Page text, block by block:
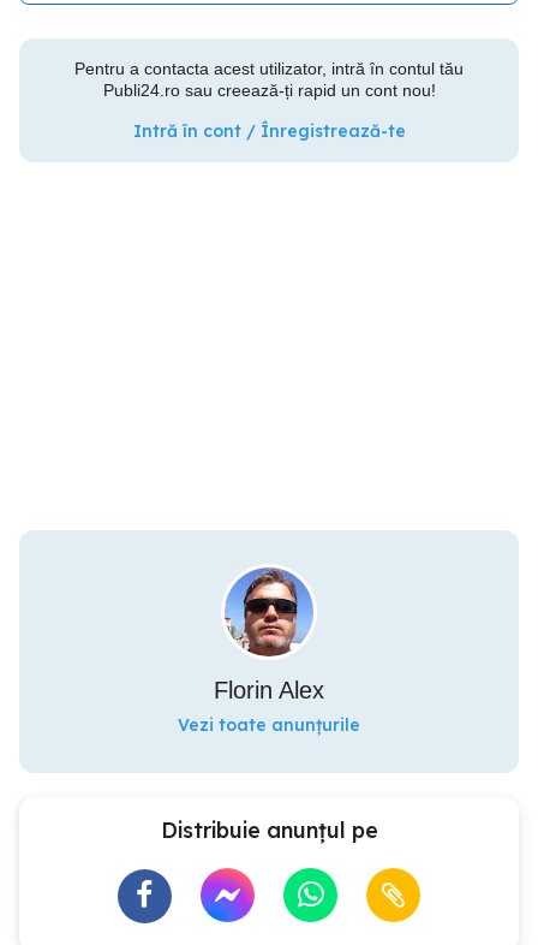
Pentru a contacta acest utilizator, intră în contul tău
Publi24.ro sau creează-ți rapid un cont nou!
Intră în cont / Înregistrează-te
Florin Alex
Vezi toate anunțurile
Distribuie anunțul pe